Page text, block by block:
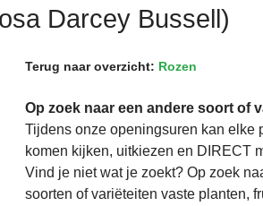
Darcey Bussell)
Terug naar overzicht: Rozen
Op zoek naar een andere soort of
Tijdens onze openingsuren kan elke
komen kijken, uitkiezen en DIRECT
Vind je niet wat je zoekt? Op zoek
soorten of variëteiten vaste planten,